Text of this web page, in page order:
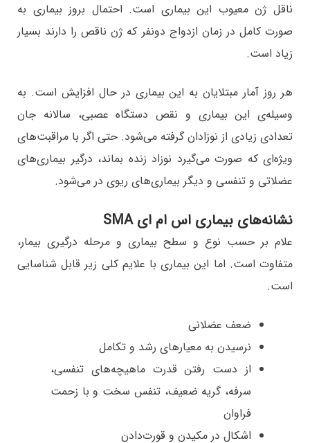
ناقل ژن معیوب این بیماری است. احتمال بروز بیماری به
صورت کامل در زمان ازدواج دونفر که ژن ناقص را دارند بسیار
زیاد است.
هر روز آمار مبتلایان به این بیماری در حال افزایش است. به
وسیله‌ی این بیماری و نقص دستگاه عصبی، سالانه جان
تعدادی زیادی از نوزادان گرفته می‌شود. حتی اگر با مراقبت‌های
ویژه‌ای که صورت می‌گیرد نوزاد زنده بماند، درگیر بیماری‌های
عضلاتی و تنفسی و دیگر بیماری‌های ریوی در می‌شود.
نشانه‌های بیماری اس ام ای SMA
علام بر حسب نوع و سطح بیماری و مرحله درگیری بیمار،
متفاوت است. اما این بیماری با علایم کلی زیر قابل شناسایی
است.
ضعف عضلانی
نرسیدن به معیارهای رشد و تکامل
از دست رفتن قدرت ماهیچه‌های تنفسی،
سرفه، گریه ضعیف، تنفس سخت و با زحمت
فراوان
اشکال در مکیدن و قورت‌دادن